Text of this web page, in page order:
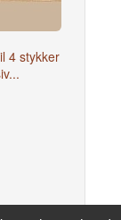
4 stykker